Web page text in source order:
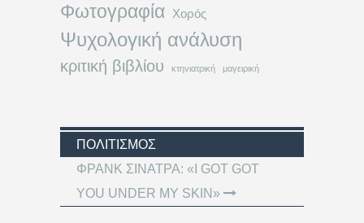
Φωτογραφία Χορός
Ψυχολογική ανάλυση
κριτική βιβλίου κτηνιατρική μαγειρική
ΠΟΛΙΤΙΣΜΌΣ
ΦΡΑΝΚ ΣΙΝΑΤΡΑ: «I GOT GOT
YOU UNDER MY SKIN»